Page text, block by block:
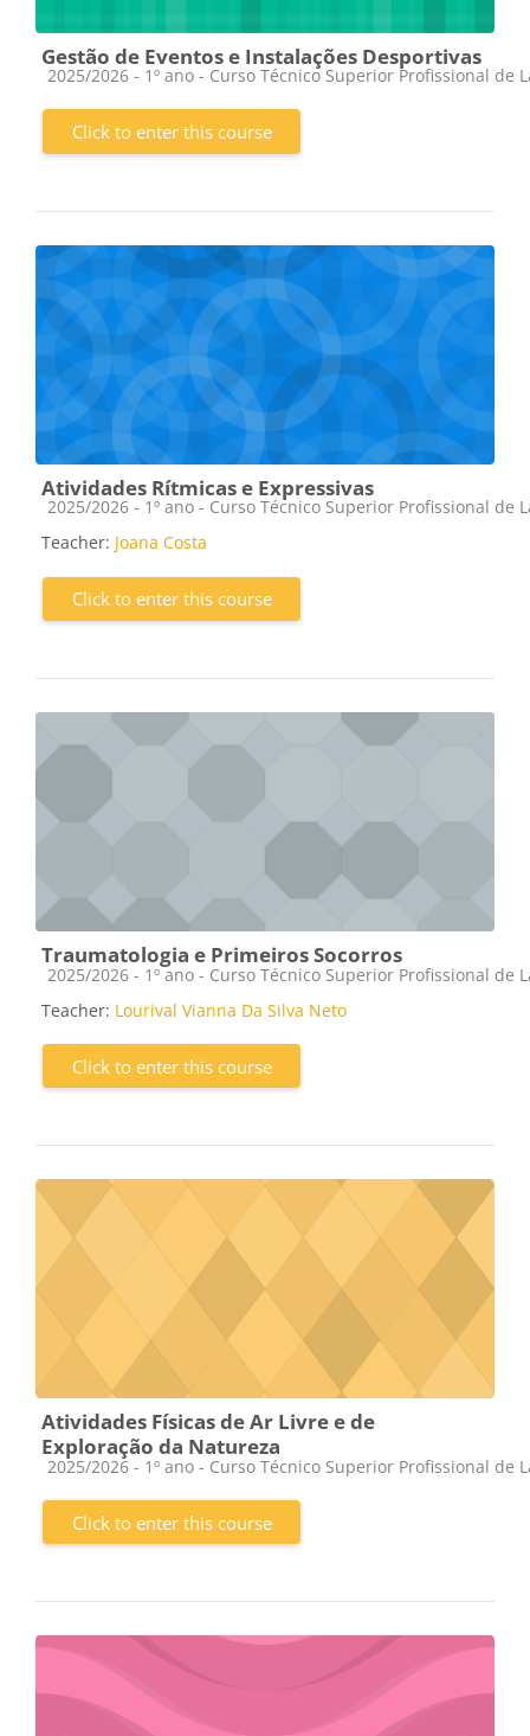
Gestão de Eventos e Instalações Desportivas
Course category
2025/2026 - 1º ano - Curso Técnico Superior Profissional de
Click to enter this course
Atividades Rítmicas e Expressivas
Course category
2025/2026 - 1º ano - Curso Técnico Superior Profissional de
Teacher: Joana Costa
Click to enter this course
Traumatologia e Primeiros Socorros
Course category
2025/2026 - 1º ano - Curso Técnico Superior Profissional de
Teacher: Lourival Vianna Da Silva Neto
Click to enter this course
Atividades Físicas de Ar Livre e de
Exploração da Natureza
Course category
2025/2026 - 1º ano - Curso Técnico Superior Profissional de
Click to enter this course